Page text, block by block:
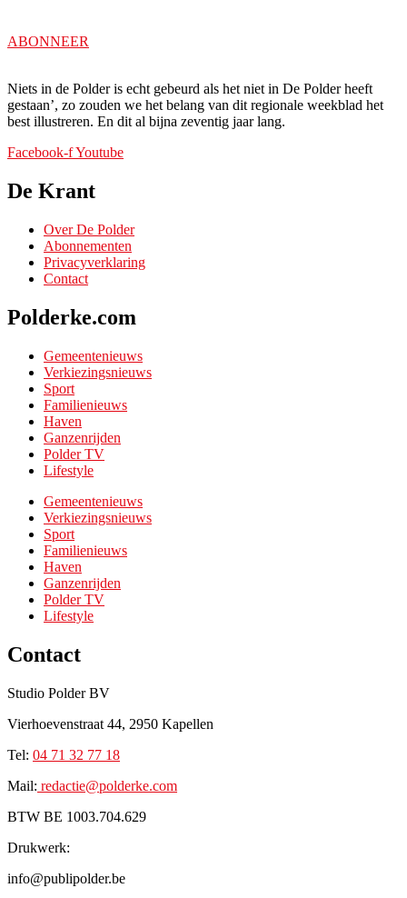
ABONNEER
Niets in de Polder is echt gebeurd als het niet in De Polder heeft
gestaan’, zo zouden we het belang van dit regionale weekblad het
best illustreren. En dit al bijna zeventig jaar lang.
Facebook-fYoutube
De Krant
Over De Polder
Abonnementen
Privacyverklaring
Contact
Polderke.com
Gemeentenieuws
Verkiezingsnieuws
Sport
Familienieuws
Haven
Ganzenrijden
Polder TV
Lifestyle
Gemeentenieuws
Verkiezingsnieuws
Sport
Familienieuws
Haven
Ganzenrijden
Polder TV
Lifestyle
Contact
Studio Polder BV
Vierhoevenstraat 44, 2950 Kapellen
Tel: 04 71 32 77 18
Mail: redactie@polderke.com
BTW BE 1003.704.629
Drukwerk:
info@publipolder.be